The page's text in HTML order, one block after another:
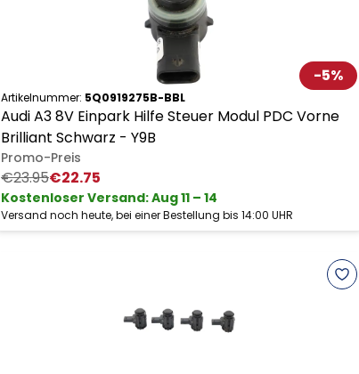
-5%
Artikelnummer: 5Q0919275B-BBL
Audi A3 8V Einpark Hilfe Steuer Modul PDC Vorne
Brilliant Schwarz - Y9B
Promo-Preis
€23.95€22.75
Kostenloser Versand:Aug 11 – 14
Versand noch heute, bei einer Bestellung bis 14:00 UHR